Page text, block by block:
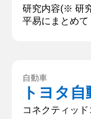
研究内容(※ 研
平易にまとめて
に多角化し、
機器に新しく
の型それぞ...
自動車
トヨタ自
コネクティッド